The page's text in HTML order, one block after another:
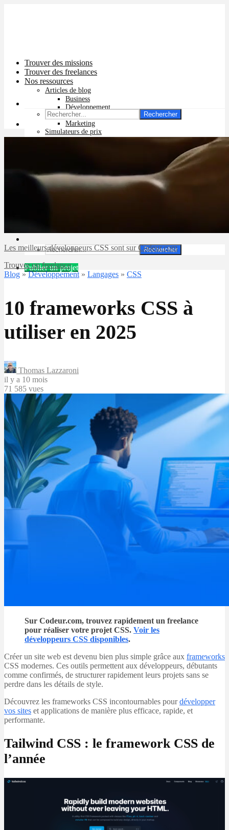
Trouver des missions
Trouver des freelances
Nos ressources
Articles de blog
Business
Développement
Graphisme
Marketing
Simulateurs de prix
Prix pub Instagram
Prix logiciel
Prix chatbot
Rechercher
Publier un projet
Rechercher
Les meilleurs développeurs CSS sont sur Codeur.com
Trouver un freelance
Blog »Développement » Langages » CSS
10 frameworks CSS à
utiliser en 2025
Thomas Lazzaroni
il y a 10 mois
71 585 vues
Sur Codeur.com, trouvez rapidement un freelance
pour réaliser votre projet CSS. Voir les
développeurs CSS disponibles.
Créer un site web est devenu bien plus simple grâce aux frameworks
CSS modernes. Ces outils permettent aux développeurs, débutants
comme confirmés, de structurer rapidement leurs projets sans se
perdre dans les détails de style.
Découvrez les frameworks CSS incontournables pourdévelopper
vos sites et applications de manière plus efficace, rapide, et
performante.
Tailwind CSS : le framework CSS de
l’année